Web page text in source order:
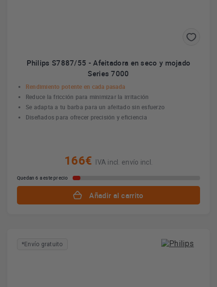
Philips S7887/55 - Afeitadora en seco y mojado
Series 7000
Rendimiento potente en cada pasada
Reduce la fricción para minimizar la irritación
Se adapta a tu barba para un afeitado sin esfuerzo
Diseñados para ofrecer precisión y eficiencia
166€ IVA incl. envío incl.
Quedan 6 a este precio
Añadir al carrito
*Envío gratuito